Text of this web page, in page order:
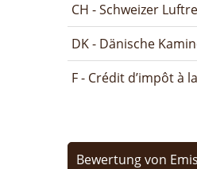
CH - Schweizer
DK - Dänische
F - Crédit d’impôt à
Bewertung von